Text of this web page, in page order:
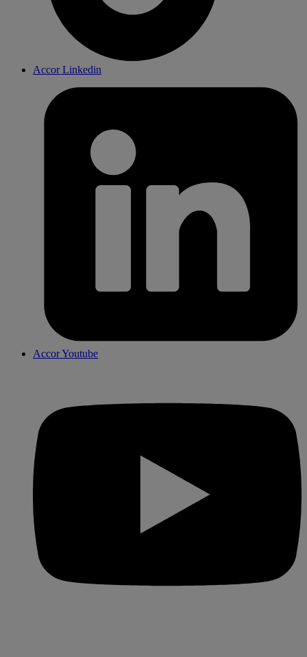
Accor Linkedin
Accor Youtube